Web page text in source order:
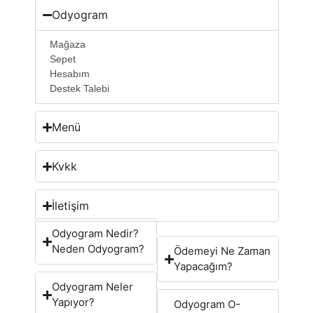
Odyogram
Mağaza
Sepet
Hesabım
Destek Talebi
Menü
Kvkk
İletişim
Odyogram Nedir?
Neden Odyogram?
Odyogram Neler
Yapıyor?
Ödemeyi Ne Zaman
Yapacağım?
Odyogram O-